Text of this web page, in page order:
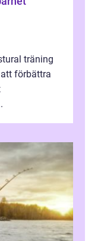
träning
förbättra